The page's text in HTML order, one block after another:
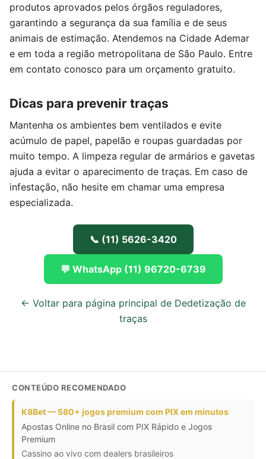
produtos aprovados pelos órgãos reguladores,
garantindo a segurança da sua família e de seus
animais de estimação. Atendemos na Cidade Ademar
e em toda a região metropolitana de São Paulo. Entre
em contato conosco para um orçamento gratuito.
Dicas para prevenir traças
Mantenha os ambientes bem ventilados e evite
acúmulo de papel, papelão e roupas guardadas por
muito tempo. A limpeza regular de armários e gavetas
ajuda a evitar o aparecimento de traças. Em caso de
infestação, não hesite em chamar uma empresa
especializada.
📞 (11) 5626-3420
💬 WhatsApp (11) 96720-6739
← Voltar para página principal de Dedetização de
traças
CONTEÚDO RECOMENDADO
K8Bet — 580+ jogos premium com PIX em minutos
Apostas Online no Brasil com PIX Rápido e Jogos
Premium
Cassino ao vivo com dealers brasileiros